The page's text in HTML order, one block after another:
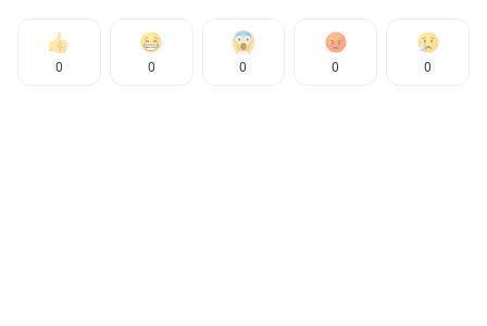
0 0 0 0 0